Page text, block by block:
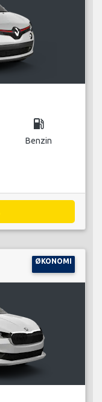
local_gas_station
Benzin
ØKONOMI